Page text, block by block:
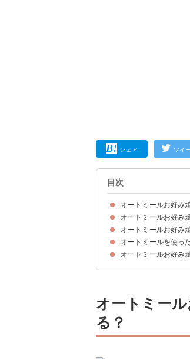
シェア ツイ
目次
オートミールお好み
オートミールお好み
オートミールお好み
オートミールお好み
①油を使わない
②夜に食べない
③ゆっくり食べる
④低カロリーな具材
オートミールお好み
材料
作り方・手順
オートミールを使っ
①雑炊
②パンケーキ
③おにぎり
オートミールお好み
オートミー
る？